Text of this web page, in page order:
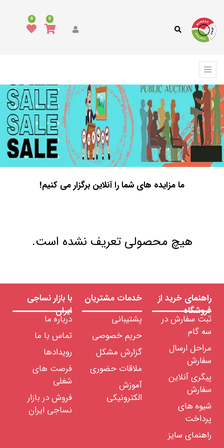
0
0
ما مزایده های شما را آنلاین برگزار می کنیم!
هیچ محصولی تعریف نشده است.
راهنمای خرید از
فروشگاه
ثبت سفارش در
سه گام
مراحل ارسال
سفارش
پیگری آنلاین
سفارش
شیوه های
پرداخت
راهنمای سایز
خدمات مشتریان
پشتیبانی
حریم خصوصی
گزارش مشکل
ملاقات حضوری
آموزش
الکترونیکی
با بازار نساجی
ایران
درباره ما
تماس با ما
رویدادها
فرصت های
شغلی
فروش در بازار
نساجی ایران